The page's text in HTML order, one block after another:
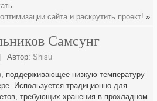
сайта и раскрутить проект! »
Самсунг
Автор: Shisu
поддерживающее низкую температуру
Используется традиционно для
требующих хранения в прохладном